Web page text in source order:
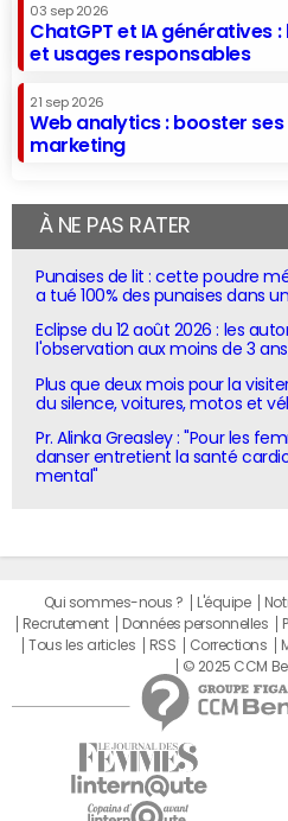
03 sep 2026
ChatGPT et IA génératives
et usages responsables
21 sep 2026
Web analytics : booster
marketing
À NE PAS RATER
Punaises de lit : cette poudre
a tué 100% des punaises dans
Eclipse du 12 août 2026 : les
l'observation aux moins de 3
Plus que deux mois pour la
du silence, voitures, motos et
Pr. Alinka Greasley : "Pour les
danser entretient la santé
mental"
Qui sommes-nous ? L'équipe
Recrutement
Données personnelles
Tous les articles
RSS Corrections
© 2025 CCM